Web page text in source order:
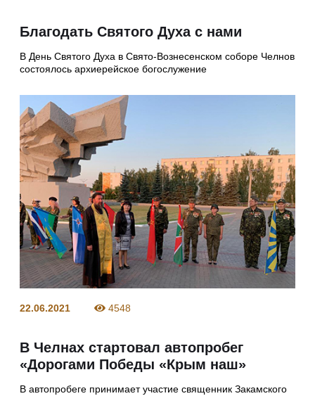
Благодать Святого Духа с нами
В День Святого Духа в Свято-Вознесенском соборе Челнов
состоялось архиерейское богослужение
22.06.2021 4548
В Челнах стартовал автопробег
«Дорогами Победы «Крым наш»
В автопробеге принимает участие священник Закамского